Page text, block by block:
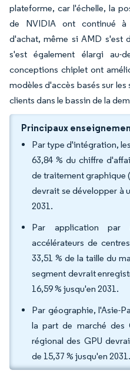
plateforme, car l'échelle, la
de NVIDIA ont continué à
d'achat, même si AMD s'est
s'est également élargi au-
conceptions chiplet ont
modèles d'accès basés sur
clients dans le bassin de la
Principaux
Par type d'intégration,
63,84 % du chiffre
de traitement graphique
devrait se développer à
2031.
Par application par
accélérateurs de
33,51 % de la taille du
segment devrait
16,59 % jusqu'en 2031.
Par géographie, l'Asie-
la part de marché des
régional des GPU
de 15,37 % jusqu'en 2031.